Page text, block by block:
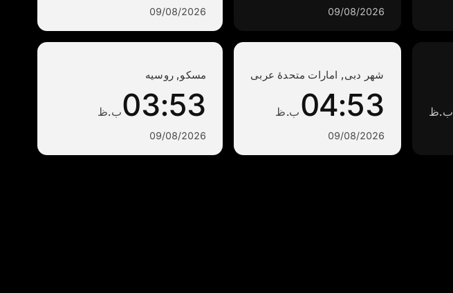
09/08/2026
09/08/2026
ب.ظ
شهر دبی, امارات متحدهٔ عربی
04:53 ب.ظ
09/08/2026
مسکو, روسیه
03:53ب.ظ
09/08/2026